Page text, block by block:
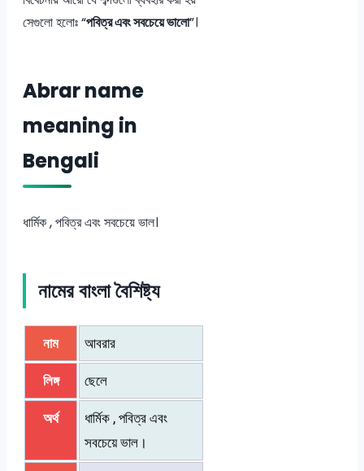
সেগুলো হলোঃ “পবিত্র এবং সবচেয়ে ভালো”।
Abrar name
meaning in
Bengali
ধার্মিক , পবিত্র এবং সবচেয়ে ভাল।
নামের বাংলা বৈশিষ্ট্য
নাম আবরার
লিঙ্গ ছেলে
অর্থ
ধার্মিক , পবিত্র এবং
সবচেয়ে ভাল।